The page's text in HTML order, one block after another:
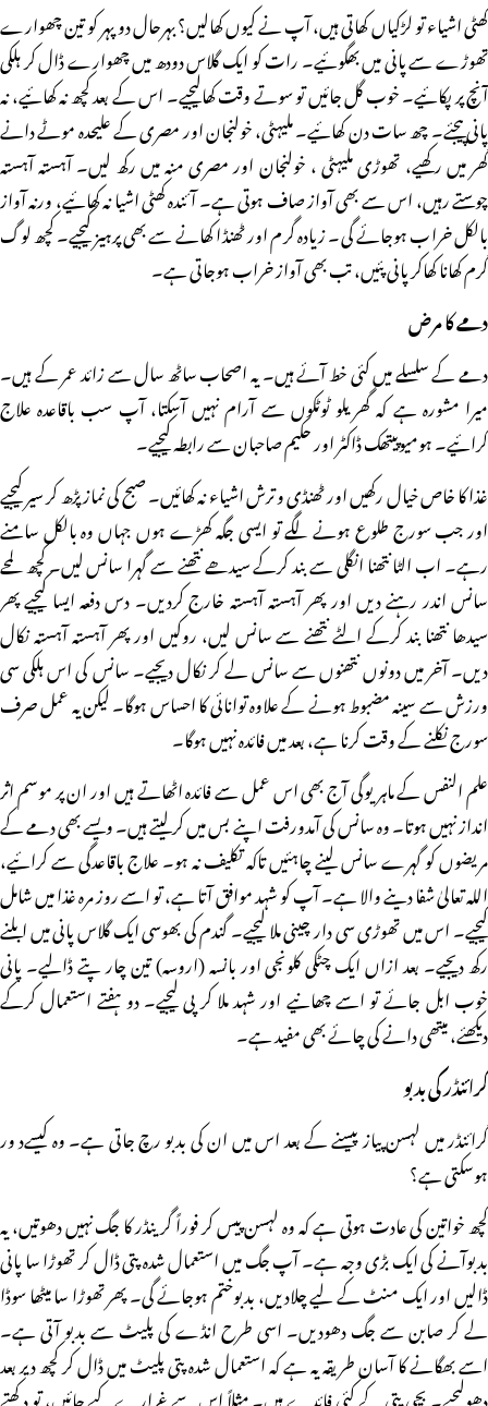
کھٹی اشیاء تو لڑکیاں کھاتی ہیں، آپ نے کیوں کھالیں؟ بہرحال دو پہر کو تین چھوارے
تھوڑے سے پانی میں بھگوئیے۔ رات کو ایک گلاس دودھ میں چھوارے ڈال کر ہلکی
آنچ پر پکائیے۔ خوب گل جائیں تو سوتے وقت کھالیجیے۔ اس کے بعد کچھ نہ کھائیے، نہ
پانی پیجئے۔ چھ سات دن کھائیے۔ ملیہٹی، خولنجان اور مصری کے علیحدہ موٹے دانے
گھر میں رکھیے، تھوڑی ملیہٹی ، خولنجان اور مصری منہ میں رکھ لیں۔ آہستہ آہستہ
چوستے رہیں، اس سے بھی آواز صاف ہوتی ہے۔ آئندہ کھٹی اشیا نہ کھائیے، ورنہ آواز
بالکل خراب ہوجائے گی۔ زیادہ گرم اور ٹھنڈا کھانے سے بھی پرہیز کیجیے۔ کچھ لوگ
گرم کھانا کھاکر پانی پئیں، تب بھی آواز خراب ہوجاتی ہے۔
دمے کا مرض
دمے کے سلسلے میں کئی خط آئے ہیں۔ یہ اصحاب ساٹھ سال سے زائد عمر کے ہیں۔
میرا مشورہ ہے کہ گھریلو ٹوٹکوں سے آرام نہیں آسکتا، آپ سب باقاعدہ علاج
کرائیے۔ ہومیوپیتھک ڈاکٹر اور حکیم صاحبان سے رابطہ کیجیے۔
غذا کا خاص خیال رکھیں اور ٹھنڈی و ترش اشیاء نہ کھائیں۔ صبح کی نماز پڑھ کر سیر کیجیے
اور جب سورج طلوع ہونے لگے تو ایسی جگہ کھڑے ہوں جہاں وہ بالکل سامنے
رہے۔ اب الٹا نتھنا انگلی سے بند کرکے سیدھے نتھنے سے گہرا سانس لیں۔ کچھ لمحے
سانس اندر رہنے دیں اور پھر آہستہ آہستہ خارج کردیں۔ دس دفعہ ایسا کیجیے پھر
سیدھا نتھنا بند کرکے الٹے نتھنے سے سانس لیں، روکیں اور پھر آہستہ آہستہ نکال
دیں۔ آخر میں دونوں نتھنوں سے سانس لے کر نکال دیجیے۔ سانس کی اس ہلکی سی
ورزش سے سینہ مضبوط ہونے کے علاوہ توانائی کا احساس ہوگا۔ لیکن یہ عمل صرف
سورج نکلنے کے وقت کرنا ہے، بعد میں فائدہ نہیں ہوگا۔
علم النفس کے ماہر یوگی آج بھی اس عمل سے فائدہ اٹھاتے ہیں اور ان پر موسم اثر
انداز نہیں ہوتا۔ وہ سانس کی آمدورفت اپنے بس میں کرلیتے ہیں۔ ویسے بھی دمے کے
مریضوں کو گہرے سانس لینے چاہئیں تاکہ تکلیف نہ ہو۔ علاج باقاعدگی سے کرائیے،
اللہ تعالیٰ شفا دینے والا ہے۔ آپ کو شہد موافق آتا ہے، تو اسے روز مرہ غذا میں شامل
کیجیے۔ اس میں تھوڑی سی دار چینی ملا لیجیے۔ گندم کی بھوسی ایک گلاس پانی میں ابلنے
رکھ دیجیے۔ بعد ازاں ایک چٹکی کلونجی اور بانسہ (اروسہ) تین چار پتے ڈالیے۔ پانی
خوب ابل جائے تو اسے چھانیے اور شہد ملا کر پی لیجیے۔ دو ہفتے استعمال کرکے
دیکھئے، میتھی دانے کی چائے بھی مفید ہے۔
گرائنڈر کی بدبو
گرائنڈر میں لہسن پیاز پیسنے کے بعد اس میں ان کی بدبو رچ جاتی ہے۔ وہ کیسےد ور
ہوسکتی ہے؟
کچھ خواتین کی عادت ہوتی ہے کہ وہ لہسن پیس کر فوراً گرینڈر کا جگ نہیں دھوتیں، یہ
بدبوآنے کی ایک بڑی وجہ ہے۔ آپ جگ میں استعمال شدہ پتی ڈال کر تھوڑا سا پانی
ڈالیں اور ایک منٹ کے لیے چلادیں، بدبوختم ہوجائے گی۔ پھر تھوڑا سا میٹھا سوڈا
لے کر صابن سے جگ دھودیں۔ اسی طرح انڈے کی پلیٹ سے بدبو آتی ہے۔
اسے بھگانے کا آسان طریقہ یہ ہے کہ استعمال شدہ پتی پلیٹ میں ڈال کر کچھ دیر بعد
دھولیجیے۔ بچی پتی کے کئی فائدے ہیں۔ مثلاً اس سے غرارے کیے جائیں، تو دکھتے